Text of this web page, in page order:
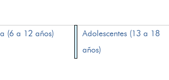
(6 a 12 años)
Adolescentes (13 a 18
años)